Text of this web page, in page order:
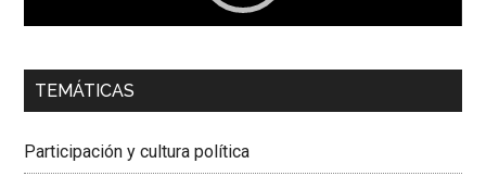
00:00 01:04
Dra. Carolina Corcho Mejía,Presidenta Corporación
Colombiana
TEMÁTICAS
Participación y cultura política